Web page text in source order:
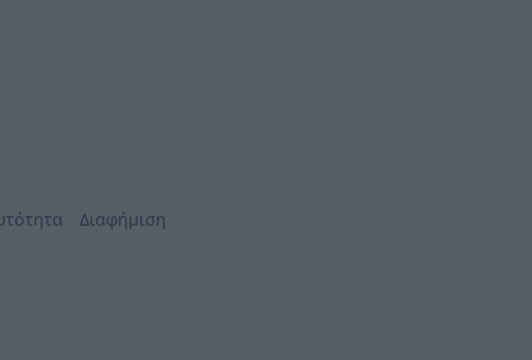
Διαφήμιση